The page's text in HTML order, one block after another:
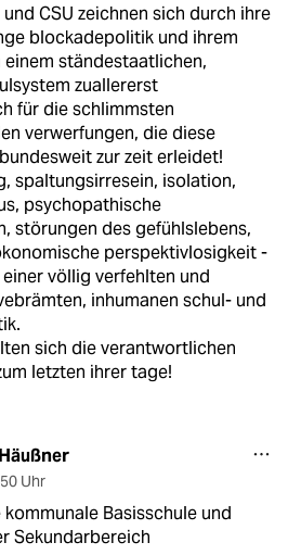
und CSU zeichnen sich durch ihre
blockadepolitik und ihrem
ständestaatlichen,
zuallererst
für die schlimmsten
verwerfungen, die diese
zur zeit erleidet!
spaltungsirresein, isolation,
psychopathische
störungen des gefühlslebens,
perspektivlosigkeit -
völlig verfehlten und
inhumanen schul- und
sich die verantwortlichen
letzten ihrer tage!
Uhr
Basisschule und
Sekundarbereich